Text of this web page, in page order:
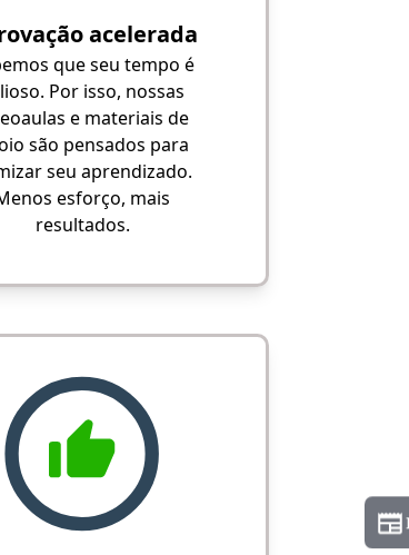
acelerada
que seu tempo é
Por isso, nossas
e materiais de
são pensados para
seu aprendizado.
esforço, mais
resultados.